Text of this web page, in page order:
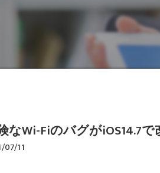
なWi-FiのバグがiOS14.7で
07/11